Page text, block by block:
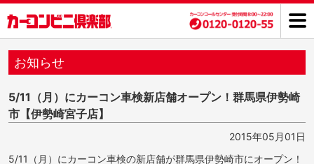
お知らせ
5/11（月）にカーコン車検新店舗オープン！群馬県伊勢崎
市【伊勢崎宮子店】
2015年05月01日
5/11（月）にカーコン車検の新店舗が群馬県伊勢崎市にオープン！